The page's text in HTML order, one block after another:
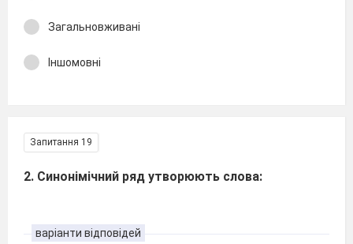
Загальновживані
Іншомовні
Запитання 19
2. Синонімічний ряд утворюють слова:
варіанти відповідей